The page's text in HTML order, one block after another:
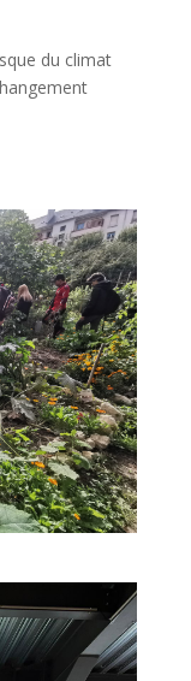
du climat